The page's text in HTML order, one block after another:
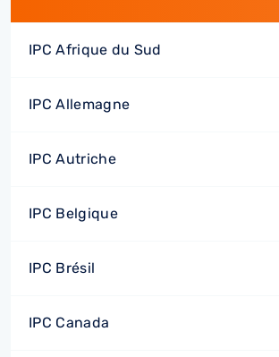
IPC Afrique du Sud
IPC Allemagne
IPC Autriche
IPC Belgique
IPC Brésil
IPC Canada